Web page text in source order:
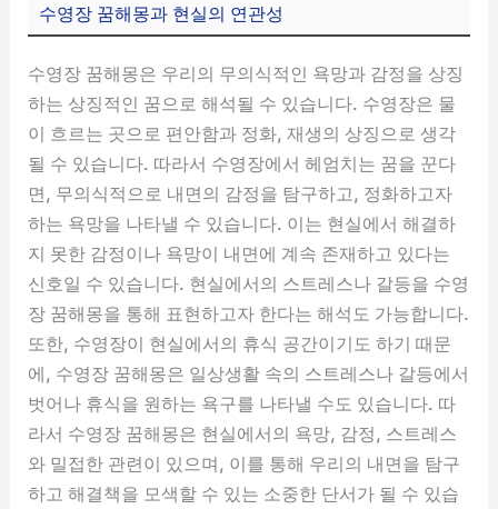
수영장 꿈해몽과 현실의 연관성
수영장 꿈해몽은 우리의 무의식적인 욕망과 감정을 상징
하는 상징적인 꿈으로 해석될 수 있습니다. 수영장은 물
이 흐르는 곳으로 편안함과 정화, 재생의 상징으로 생각
될 수 있습니다. 따라서 수영장에서 헤엄치는 꿈을 꾼다
면, 무의식적으로 내면의 감정을 탐구하고, 정화하고자
하는 욕망을 나타낼 수 있습니다. 이는 현실에서 해결하
지 못한 감정이나 욕망이 내면에 계속 존재하고 있다는
신호일 수 있습니다. 현실에서의 스트레스나 갈등을 수영
장 꿈해몽을 통해 표현하고자 한다는 해석도 가능합니다.
또한, 수영장이 현실에서의 휴식 공간이기도 하기 때문
에, 수영장 꿈해몽은 일상생활 속의 스트레스나 갈등에서
벗어나 휴식을 원하는 욕구를 나타낼 수도 있습니다. 따
라서 수영장 꿈해몽은 현실에서의 욕망, 감정, 스트레스
와 밀접한 관련이 있으며, 이를 통해 우리의 내면을 탐구
하고 해결책을 모색할 수 있는 소중한 단서가 될 수 있습